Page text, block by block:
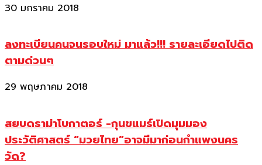
30 มกราคม 2018
ลงทะเบียนคนจนรอบใหม่ มาแล้ว!!! รายละเอียดไปติด
ตามด่วนๆ
29 พฤษภาคม 2018
สยบดราม่าโบกาตอร์ -กุนขแมร์เปิดมุมมอง
ประวัติศาสตร์ “มวยไทย”อาจมีมาก่อนกำแพงนคร
วัด?